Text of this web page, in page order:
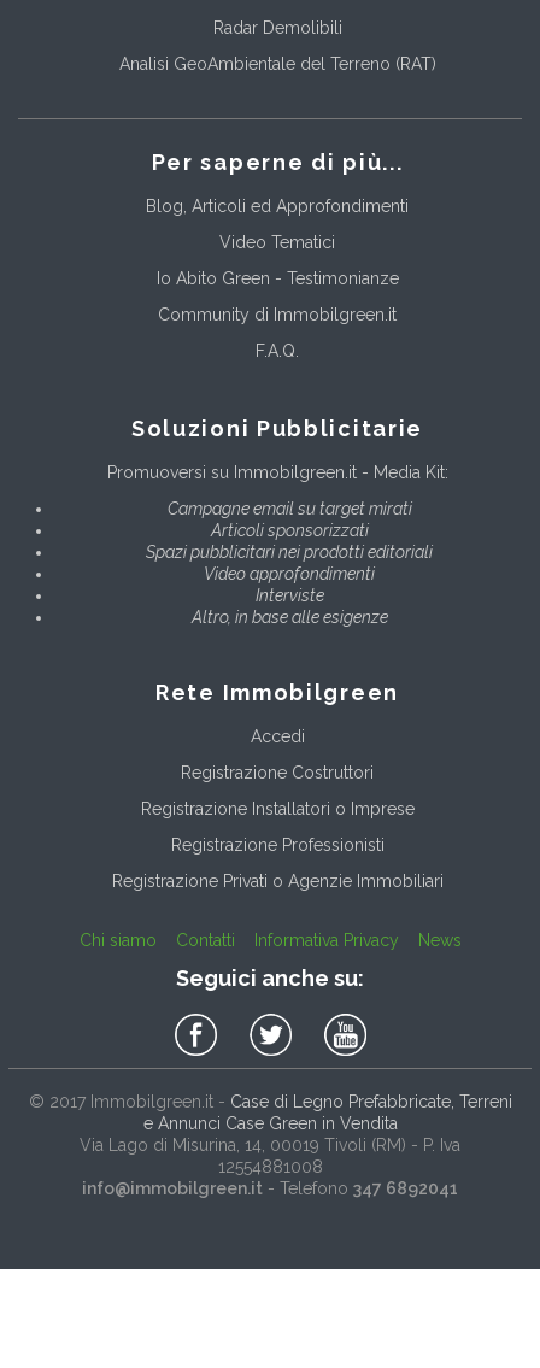
Radar Demolibili
Analisi GeoAmbientale del Terreno (RAT)
Per saperne di più...
Blog, Articoli ed Approfondimenti
Video Tematici
Io Abito Green - Testimonianze
Community di Immobilgreen.it
F.A.Q.
Soluzioni Pubblicitarie
Promuoversi su Immobilgreen.it - Media Kit:
Campagne email su target mirati
Articoli sponsorizzati
Spazi pubblicitari nei prodotti editoriali
Video approfondimenti
Interviste
Altro, in base alle esigenze
Rete Immobilgreen
Accedi
Registrazione Costruttori
Registrazione Installatori o Imprese
Registrazione Professionisti
Registrazione Privati o Agenzie Immobiliari
Chi siamo Contatti Informativa Privacy News
Seguici anche su:
© 2017 Immobilgreen.it- Case di Legno Prefabbricate, Terreni
e Annunci Case Green in Vendita
Via Lago di Misurina, 14 , 00019 Tivoli (RM) - P. Iva
12554881008
info@immobilgreen.it - Telefono 347 6892041